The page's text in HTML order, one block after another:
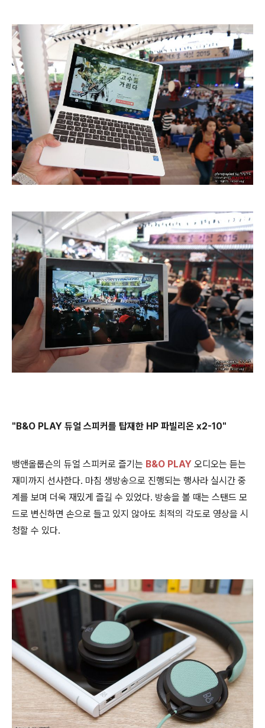
"B&O PLAY 듀얼 스피커를 탑재한 HP 파빌리온 x2-10"
뱅앤올룹슨의 듀얼 스피커로 즐기는 B&O PLAY 오디오는 듣는
재미까지 선사한다. 마침 생방송으로 진행되는 행사라 실시간 중
계를 보며 더욱 재밌게 즐길 수 있었다. 방송을 볼 때는 스탠드 모
드로 변신하면 손으로 들고 있지 않아도 최적의 각도로 영상을 시
청할 수 있다.